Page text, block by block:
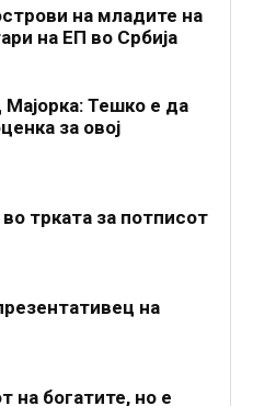
на младите на
на ЕП во Србија
Мајорка: Тешко е да
за овој
трката за потписот
на
на богатите, но е